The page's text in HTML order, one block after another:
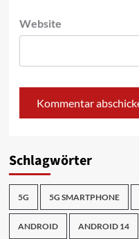
Website
Schlagwörter
5G 5G SMARTPHONE
ANDROID ANDROID 14